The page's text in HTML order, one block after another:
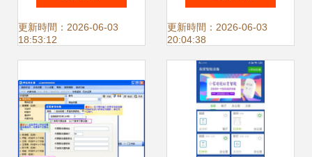
安全智能生活一手
更新時間：2026-06-03
18:53:12
用的移動辦公自動
化系統
更新時間：2026-06-03
20:04:38